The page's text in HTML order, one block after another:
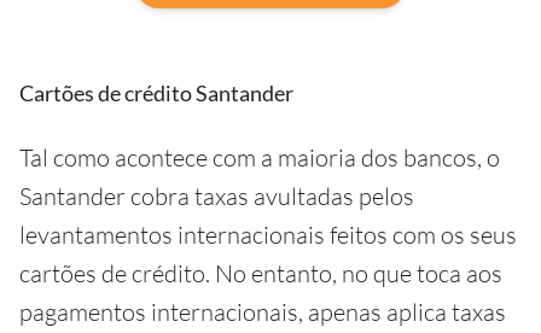
Cartões de crédito Santander
Tal como acontece com a maioria dos bancos, o
Santander cobra taxas avultadas pelos
levantamentos internacionais feitos com os seus
cartões de crédito. No entanto, no que toca aos
pagamentos internacionais, apenas aplica taxas